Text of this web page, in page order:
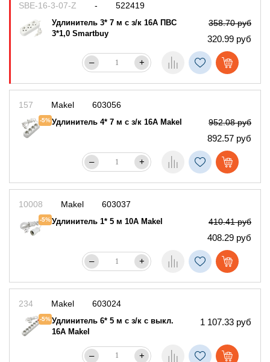
522419
SBE-16-3-07-Z
Удлинитель 3* 7 м c з/к 16А ПВС
3*1,0 Smartbuy
358.70 руб
320.99 руб
-
– +
603056
157
-5%Удлинитель 4* 7 м с з/к 16А Makel 952.08 руб
892.57 руб
Makel
– +
603037
10008
-5%Удлинитель 1* 5 м 10А Makel 410.41 руб
408.29 руб
Makel
– +
603024
234
-5%Удлинитель 6* 5 м с з/к с выкл.
16А Makel
1 107.33 руб
Makel
– +